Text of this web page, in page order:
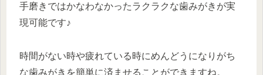
手磨きではかなわなかったラクラクな歯みがきが実
現可能です♪
時間がない時や疲れている時にめんどうになりがち
な歯みがきを簡単に済ませることができますね。